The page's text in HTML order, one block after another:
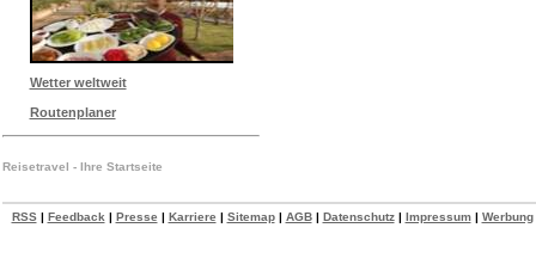
Wetter weltweit
Routenplaner
Reisetravel - Ihre Startseite
RSS| Feedback | Presse | Karriere | Sitemap| AGB| Datenschutz| Impressum| Werbung